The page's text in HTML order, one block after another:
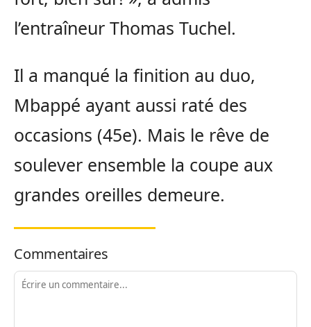
l’entraîneur Thomas Tuchel.
Il a manqué la finition au duo,
Mbappé ayant aussi raté des
occasions (45e). Mais le rêve de
soulever ensemble la coupe aux
grandes oreilles demeure.
Commentaires